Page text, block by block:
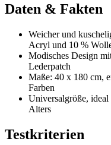
Daten & Fakten
Weicher und
Acryl und 10 %
Modisches Design
Lederpatch
Maße: 40 x 180 cm,
Farben
Universalgröße,
Alters
Testkriterien